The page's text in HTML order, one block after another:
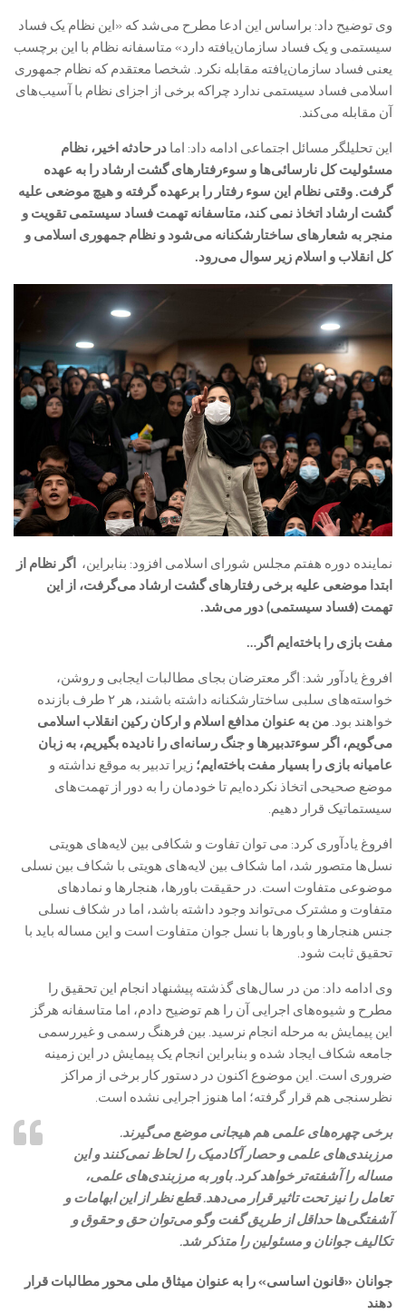
وی توضیح داد: براساس این ادعا مطرح می‌شد که «این نظام یک فساد
سیستمی و یک فساد سازمان‌یافته دارد» متاسفانه نظام با این برچسب
یعنی فساد سازمان‌یافته مقابله نکرد. شخصا معتقدم که نظام جمهوری
اسلامی فساد سیستمی ندارد چراکه برخی از اجزای نظام با آسیب‌های
آن مقابله می‌کند.
این تحلیلگر مسائل اجتماعی ادامه داد: اما در حادثه اخیر، نظام
مسئولیت کل نارسائی‌ها و سوءرفتارهای گشت ارشاد را به عهده
گرفت. وقتی نظام این سوء رفتار را برعهده گرفته و هیچ موضعی علیه
گشت ارشاد اتخاذ نمی کند، متاسفانه تهمت فساد سیستمی تقویت و
منجر به شعارهای ساختارشکنانه می‌شود و نظام جمهوری اسلامی و
کل انقلاب و اسلام زیر سوال می‌رود.
نماینده دوره هفتم مجلس شورای اسلامی افزود: بنابراین، اگر نظام از
ابتدا موضعی علیه برخی رفتارهای گشت ارشاد می‌گرفت، از این
تهمت (فساد سیستمی) دور می‌شد.
مفت بازی را باخته‌ایم اگر…
افروغ یادآور شد: اگر معترضان بجای مطالبات ایجابی و روشن،
خواسته‌های سلبی ساختارشکنانه داشته باشند، هر ۲ طرف بازنده
خواهند بود. من به عنوان مدافع اسلام و ارکان رکین انقلاب اسلامی
می‌گویم، اگر سوء‌تدبیرها و جنگ رسانه‌ای را نادیده بگیریم، به زبان
عامیانه بازی را بسیار مفت باخته‌ایم؛ زیرا تدبیر به موقع نداشته و
موضع صحیحی اتخاذ نکرده‌ایم تا خودمان را به دور از تهمت‌های
سیستماتیک قرار دهیم.
افروغ یادآوری کرد: می توان تفاوت و شکافی بین لایه‌های هویتی
نسل‌ها متصور شد، اما شکاف بین لایه‌های هویتی با شکاف بین نسلی
موضوعی متفاوت است. در حقیقت باورها، هنجارها و نمادهای
متفاوت و مشترک می‌تواند وجود داشته باشد، اما در شکاف نسلی
جنس هنجارها و باورها با نسل جوان متفاوت است و این مساله باید با
تحقیق ثابت شود.
وی ادامه داد: من در سال‌های گذشته پیشنهاد انجام این تحقیق را
مطرح و شیوه‌های اجرایی آن را هم توضیح دادم، اما متاسفانه هرگز
این پیمایش به مرحله انجام نرسید. بین فرهنگ رسمی و غیررسمی
جامعه شکاف ایجاد شده و بنابراین انجام یک پیمایش در این زمینه
ضروری است. این موضوع اکنون در دستور کار برخی از مراکز
نظرسنجی هم قرار گرفته؛ اما هنوز اجرایی نشده است.
برخی چهره‌های علمی هم هیجانی موضع می‌گیرند.
مرزبندی‌های علمی و حصار آکادمیک را لحاظ نمی‌کنند و این
مساله را آشفته‌تر خواهد کرد. باور به مرزبندی‌های علمی،
تعامل را نیز تحت تاثیر قرار می‌دهد. قطع نظر از این ابهامات و
آشفتگی‌ها حداقل از طریق گفت وگو می‌توان حق و حقوق و
تکالیف جوانان و مسئولین را متذکر شد.
جوانان «قانون اساسی» را به عنوان میثاق ملی محور مطالبات قرار
دهند